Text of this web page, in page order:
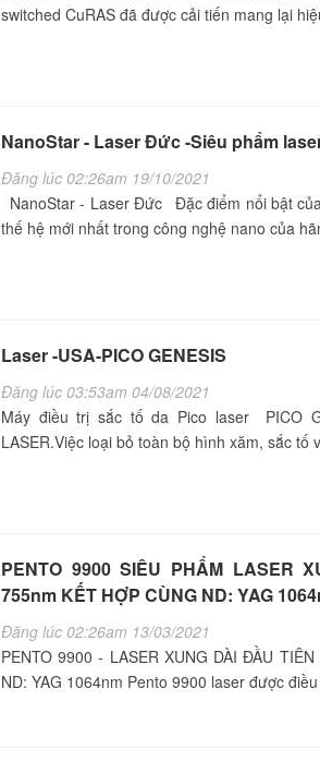
switched CuRAS đã được cải tiến mang lại
NanoStar - Laser Đức -Siêu phẩm
Đăng lúc 02:26am 19/10/2021
NanoStar - Laser Đức Đặc điểm nổi bật
thế hệ mới nhất trong công nghệ nano của
Laser -USA-PICO GENESIS
Đăng lúc 03:53am 04/08/2021
Máy điều trị sắc tố da Pico laser PICO
LASER.Việc loại bỏ toàn bộ hình xăm, sắc tố
PENTO 9900 SIÊU PHẨM LASER
755nm KẾT HỢP CÙNG ND: YAG
Đăng lúc 02:26am 13/03/2021
PENTO 9900 - LASER XUNG DÀI ĐẦU
ND: YAG 1064nm Pento 9900 laser được